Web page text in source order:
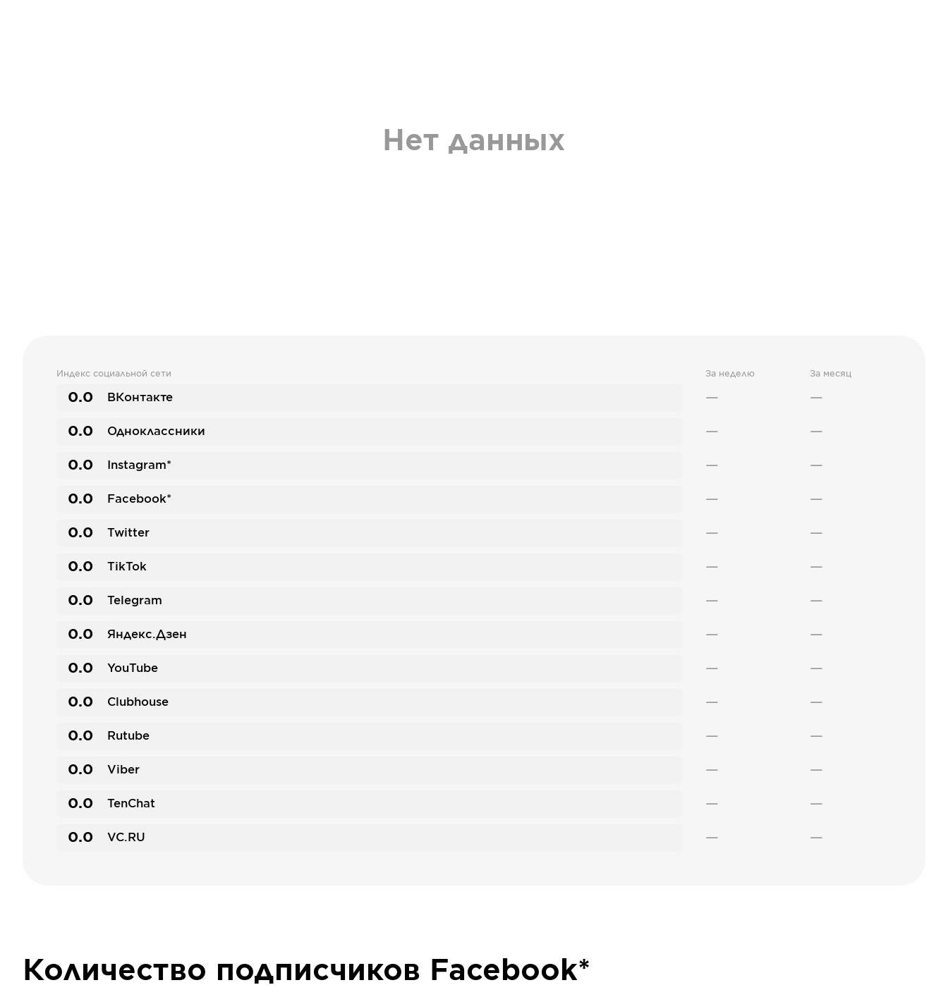
Нет данных
Индекс социальной сети За неделю За месяц
0.0 ВКонтакте — —
0.0 Одноклассники — —
0.0 Instagram* — —
0.0 Facebook* — —
0.0 Twitter — —
0.0 TikTok — —
0.0 Telegram — —
0.0 Яндекс.Дзен — —
0.0 YouTube — —
0.0 Clubhouse — —
0.0 Rutube — —
0.0 Viber — —
0.0 TenChat — —
0.0 VC.RU — —
Количество подписчиков Facebook*